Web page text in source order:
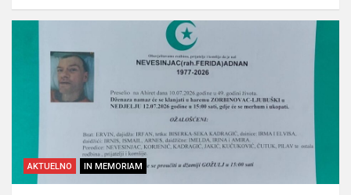
AKTUELNO IN MEMORIAM